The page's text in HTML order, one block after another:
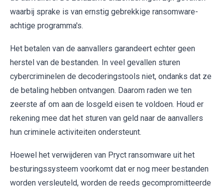
waarbij sprake is van ernstig gebrekkige ransomware-
achtige programma's.
Het betalen van de aanvallers garandeert echter geen
herstel van de bestanden. In veel gevallen sturen
cybercriminelen de decoderingstools niet, ondanks dat ze
de betaling hebben ontvangen. Daarom raden we ten
zeerste af om aan de losgeld eisen te voldoen. Houd er
rekening mee dat het sturen van geld naar de aanvallers
hun criminele activiteiten ondersteunt.
Hoewel het verwijderen van Pryct ransomware uit het
besturingssysteem voorkomt dat er nog meer bestanden
worden versleuteld, worden de reeds gecompromitteerde